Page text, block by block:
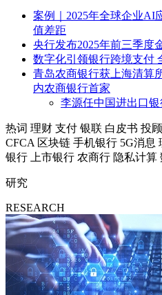
案例｜2025年全球企业AI
值差距
央行发布2025年前三季度
数字化引领银行跨境支付
青岛农商银行获上海清算
内农商银行首家
李源任中国进出口
热词 理财 支付 银联 白皮书 投顾
CFCA 区块链 手机银行 5G消息
银行
上市银行 农商行 隐私计算
研究
RESEARCH